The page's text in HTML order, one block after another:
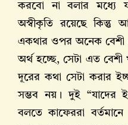
করবো না বলার মধ্যে
অস্বীকৃতি রয়েছে
একথার ওপর অনেক বেশী
অর্থ হচ্ছে, সেটা এত
দূরের কথা সেটা করার
সম্ভব নয়। দুই “যাদের
বলতে কাফেররা